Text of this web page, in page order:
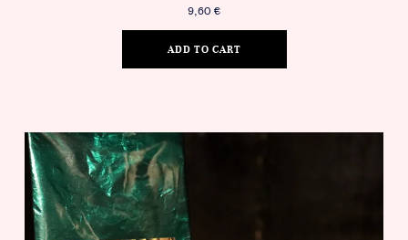
9,60 €
ADD TO CART